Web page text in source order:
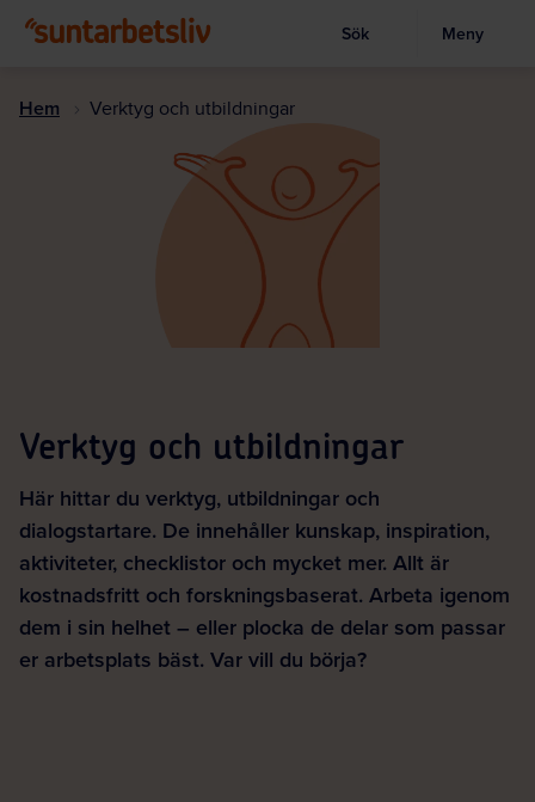
till
Visa sökruta
Sök Meny
Hem Verktyg och utbildningar
Verktyg och utbildningar
Här hittar du verktyg, utbildningar och
dialogstartare. De innehåller kunskap, inspiration,
aktiviteter, checklistor och mycket mer. Allt är
kostnadsfritt och forskningsbaserat. Arbeta igenom
dem i sin helhet – eller plocka de delar som passar
er arbetsplats bäst. Var vill du börja?